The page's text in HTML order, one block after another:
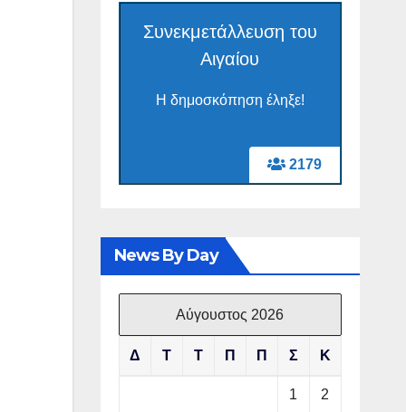
2179
Συνεκμετάλλευση του
Αιγαίου
Η δημοσκόπηση έληξε!
News By Day
Αύγουστος 2026
Δ Τ Τ Π Π Σ Κ
1 2